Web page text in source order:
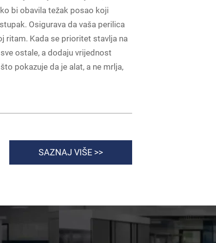
bi obavila težak posao koji
Osigurava da vaša perilica
ritam. Kada se prioritet stavlja na
ostale, a dodaju vrijednost
pokazuje da je alat, a ne mrlja,
SAZNAJ VIŠE >>